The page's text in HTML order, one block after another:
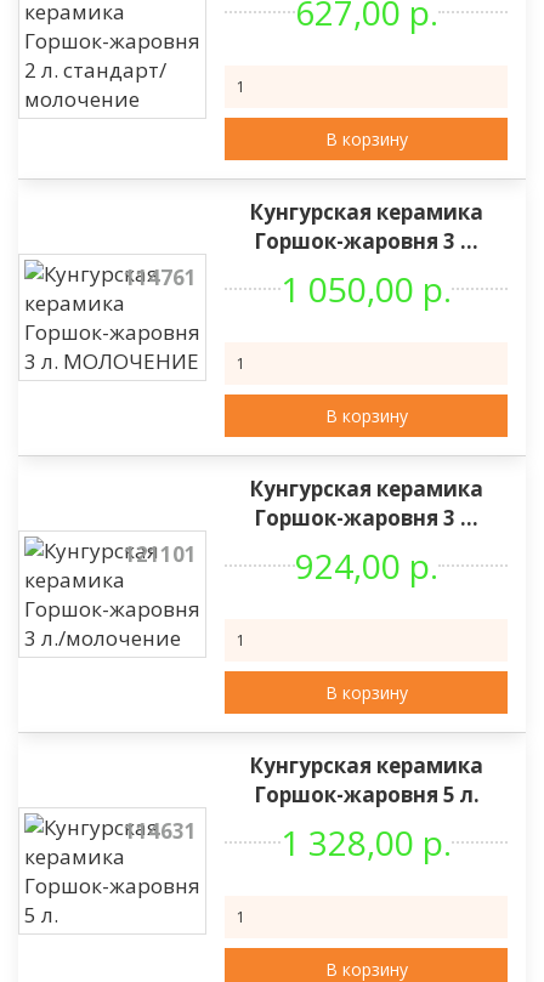
627,00 р.
В корзину
114761
Кунгурская керамика
Горшок-жаровня 3 ...
1 050,00 р.
В корзину
121101
Кунгурская керамика
Горшок-жаровня 3 ...
924,00 р.
В корзину
114631
Кунгурская керамика
Горшок-жаровня 5 л.
1 328,00 р.
В корзину